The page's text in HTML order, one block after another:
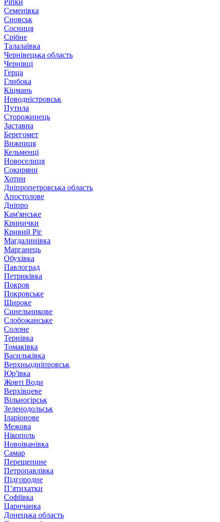
Ріпки
Семенівка
Сновськ
Сосниця
Срібне
Талалаївка
Чернівецька область
Чернівці
Герца
Глибока
Кіцмань
Новодністровськ
Путила
Сторожинець
Заставна
Берегомет
Вижниця
Кельменці
Новоселиця
Сокиряни
Хотин
Дніпропетровська область
Апостолове
Дніпро
Кам'янське
Кринички
Кривий Ріг
Магдалинівка
Марганець
Обухівка
Павлоград
Петриківка
Покров
Покровське
Широке
Синельникове
Слобожанське
Солоне
Тернівка
Томаківка
Васильківка
Верхньодніпровськ
Юр'ївка
Жовті Води
Верхівцеве
Вільногірськ
Зеленодольськ
Іларіонове
Межова
Нікополь
Новоіванівка
Самар
Перещепине
Петропавлівка
Підгородне
П’ятихатки
Софіївка
Царичанка
Донецька область